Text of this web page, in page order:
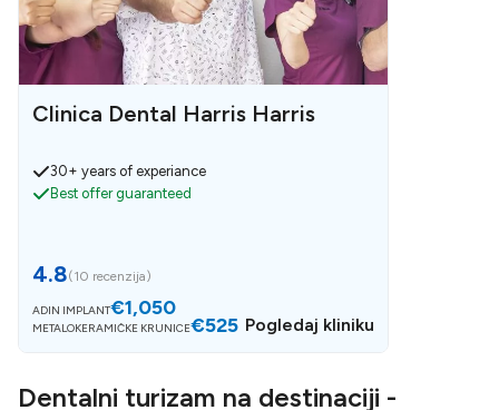
Clinica Dental Harris Harris
30+ years of experiance
Best offer guaranteed
4.8(10 recenzija)
ADIN IMPLANT€1,050
METALOKERAMIČKE KRUNICE€525 Pogledaj kliniku
Dentalni turizam na destinaciji -